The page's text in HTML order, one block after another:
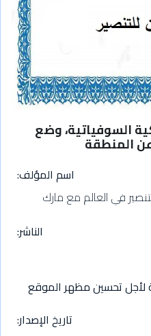
السوفياتية، وضع
المنطقة
اسم المؤلف
في العالم مع مارك
الناشر
لأجل تحسين مظهر الموقع
تاريخ الإصدار